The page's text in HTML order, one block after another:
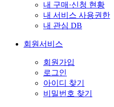
내 구매·신청 현황
내 서비스 사용권한
내 관심 DB
회원서비스
회원가입
로그인
아이디 찾기
비밀번호 찾기